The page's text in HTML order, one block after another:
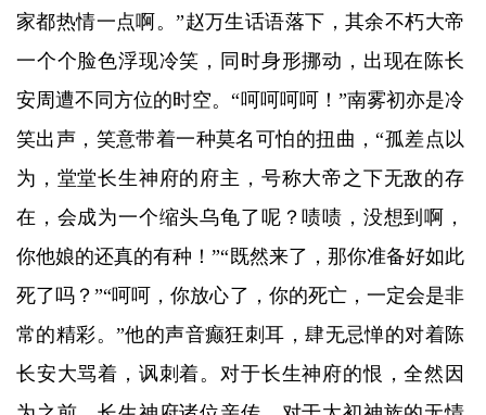
家都热情一点啊。”赵万生话语落下，其余不朽大帝
一个个脸色浮现冷笑，同时身形挪动，出现在陈长
安周遭不同方位的时空。“呵呵呵呵！”南雾初亦是冷
笑出声，笑意带着一种莫名可怕的扭曲，“孤差点以
为，堂堂长生神府的府主，号称大帝之下无敌的存
在，会成为一个缩头乌龟了呢？啧啧，没想到啊，
你他娘的还真的有种！”“既然来了，那你准备好如此
死了吗？”“呵呵，你放心了，你的死亡，一定会是非
常的精彩。”他的声音癫狂刺耳，肆无忌惮的对着陈
长安大骂着，讽刺着。对于长生神府的恨，全然因